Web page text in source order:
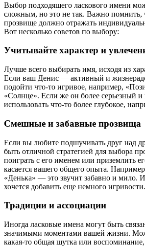
Выбор подходящего ласкового имени
сложным, но это не так. Важно помнить,
прозвище должно отражать
Вот несколько советов по выбору:
Учитывайте характер и
Лучше всего выбирать имя, исходя из
Если ваш Денис — активный и
подойти что-то игривое, например,
«Солнце». Если же он более серьезный
использовать что-то более глубокое,
Смешные и забавные прозвища
Если вы любите подшучивать друг над
быть отличной стратегией для выбора
поиграть с его именем или приземлить
касается вашего общего опыта.
«Денька» — это звучит забавно и мило.
хочется добавить еще немного игривости.
Традиции и ассоциации
Иногда ласковые имена могут быть
значимыми моментами вашей жизни.
какая-то общая шутка или воспоминание,